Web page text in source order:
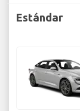
Estándar